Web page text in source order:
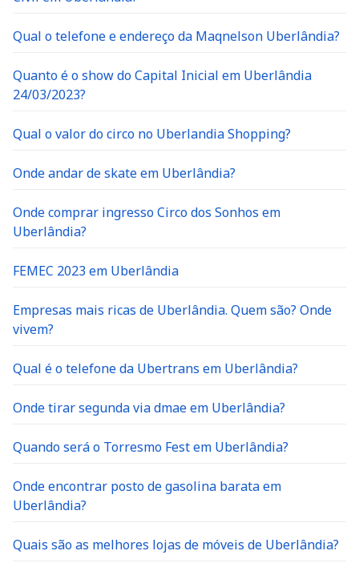
Qual o telefone e endereço da Maqnelson Uberlândia?
Quanto é o show do Capital Inicial em Uberlândia
24/03/2023?
Qual o valor do circo no Uberlandia Shopping?
Onde andar de skate em Uberlândia?
Onde comprar ingresso Circo dos Sonhos em
Uberlândia?
FEMEC 2023 em Uberlândia
Empresas mais ricas de Uberlândia. Quem são? Onde
vivem?
Qual é o telefone da Ubertrans em Uberlândia?
Onde tirar segunda via dmae em Uberlândia?
Quando será o Torresmo Fest em Uberlândia?
Onde encontrar posto de gasolina barata em
Uberlândia?
Quais são as melhores lojas de móveis de Uberlândia?